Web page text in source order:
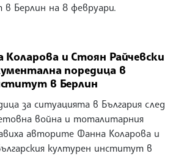
Берлин на 8 февруари.
и Стоян Райчевски
поредица в
в Берлин
за ситуацията в България след
война и тоталитарния
авторите Фанна Коларова и
културен институт в